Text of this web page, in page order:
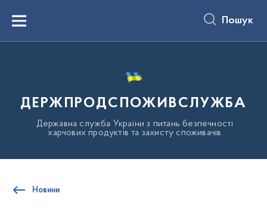
вмістуMenu Пошук
ДЕРЖПРОДСПОЖИВСЛУЖБА
Державна служба України з питань безпечності
харчових продуктів та захисту споживачів
Новини